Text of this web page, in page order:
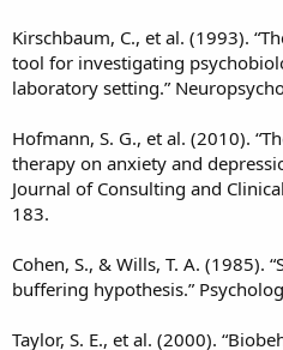
Kirschbaum, C., et al. (1993).
tool for investigating
laboratory setting.”
Hofmann, S. G., et al. (2010).
therapy on anxiety and
Journal of Consulting and
183.
Cohen, S., & Wills, T. A. (1985).
buffering hypothesis.”
Taylor, S. E., et al. (2000).